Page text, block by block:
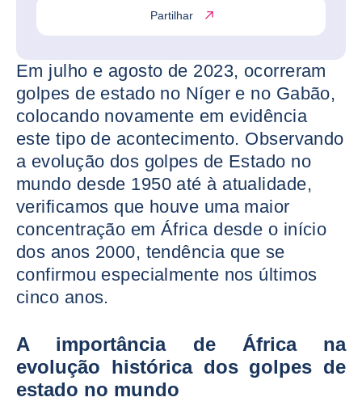
Partilhar
Em julho e agosto de 2023, ocorreram
golpes de estado no Níger e no Gabão,
colocando novamente em evidência
este tipo de acontecimento. Observando
a evolução dos golpes de Estado no
mundo desde 1950 até à atualidade,
verificamos que houve uma maior
concentração em África desde o início
dos anos 2000, tendência que se
confirmou especialmente nos últimos
cinco anos.
A importância de África na
evolução histórica dos golpes de
estado no mundo